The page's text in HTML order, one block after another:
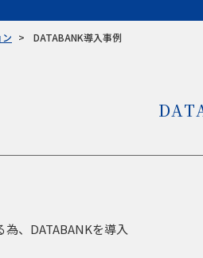
DATABANK導入事例
、DATABANKを導入